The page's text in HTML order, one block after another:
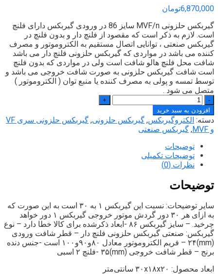
6,870,000تومان
گیربکس حلزونی MVF/n سایز 86 در ورودی گیربکس دارای فلنچ
است. لازم به ذکر است که مقصود از فلنچ دار و بدون فلنچ در
گیربکس صنعتی ، توانایی اتصال مستقیم به الکتروموتور و مصرف
کننده می باشد در مواردی که گیربکس حلزونی فلنچ دار می باشد
شافت محل فلنچ هالو شافت است ولی در مواردی که بدون فلنچ
است شافت گیربکس حلزونی به صورت شافت خروجی می باشد و
توسط تمسه و پولی به مصرف کننده یا منبع توان ( الکتروموتور )
متصل می شود .
تعداد
افزودن به سبد خرید
دسته: الکتروگیربکس, گیربکس حلزونی,
گیربکس حلزونی سری VF
و MVF
, گیربکس صنعتی
توضیحات
توضیحات تکمیلی
نظرات (0)
توضیحات
سایر توضیحات: نسبت این گیربکس ۱ به ۳۰ است به این صورت که
به ازای هر ۳۰ دور گردش موتور خروجی گیربکس ۱ دور خواهد
چرخید. – سایز گیربکس ۸۶ -ابعاد ذکرشده برای کالا خطا دارد – نوع
گیربکس: صنعتی گیربکس حلزونی فلنچ دار – قطر شافت ورودی
(mm)۲۴ – فریم الکتروموتور معادل ۸۰و۹۰و۱۰۰ است -جنس دنده
برنج – قطر شافت خروجی (mm)۳۵ -فلنچ ۲ اسبی
ابعاد محصول: ۳۰x۱۸x۲۰ سانتی‌متر